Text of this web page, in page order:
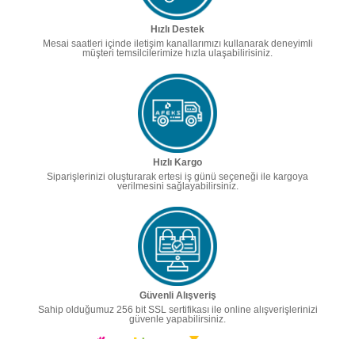
Hızlı Destek
Mesai saatleri içinde iletişim kanallarımızı kullanarak deneyimli
müşteri temsilcilerimize hızla ulaşabilirisiniz.
Hızlı Kargo
Siparişlerinizi oluşturarak ertesi iş günü seçeneği ile kargoya
verilmesini sağlayabilirsiniz.
Güvenli Alışveriş
Sahip olduğumuz 256 bit SSL sertifikası ile online alışverişlerinizi
güvenle yapabilirsiniz.